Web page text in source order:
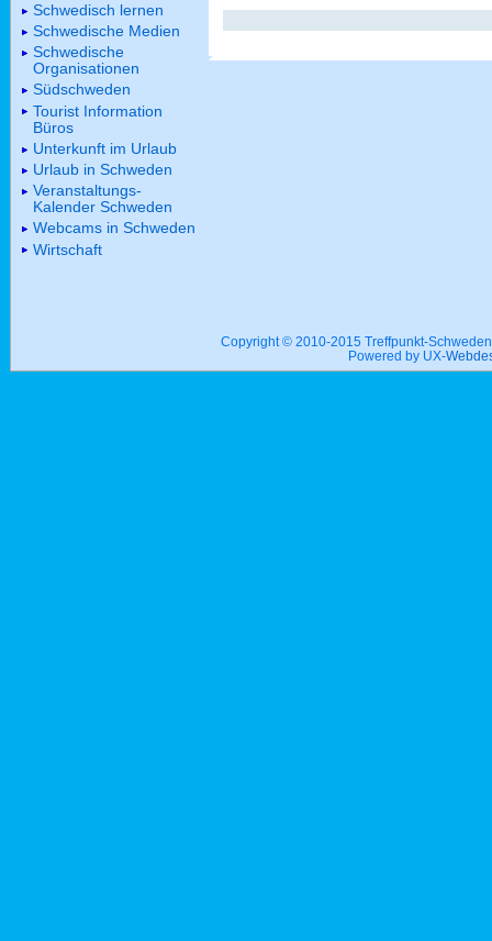
Schwedisch lernen
Schwedische Medien
Schwedische
Organisationen
Südschweden
Tourist Information
Büros
Unterkunft im Urlaub
Urlaub in Schweden
Veranstaltungs-
Kalender Schweden
Webcams in Schweden
Wirtschaft
Copyright © 2010-2015 Treffpunkt-
Powered by UX-